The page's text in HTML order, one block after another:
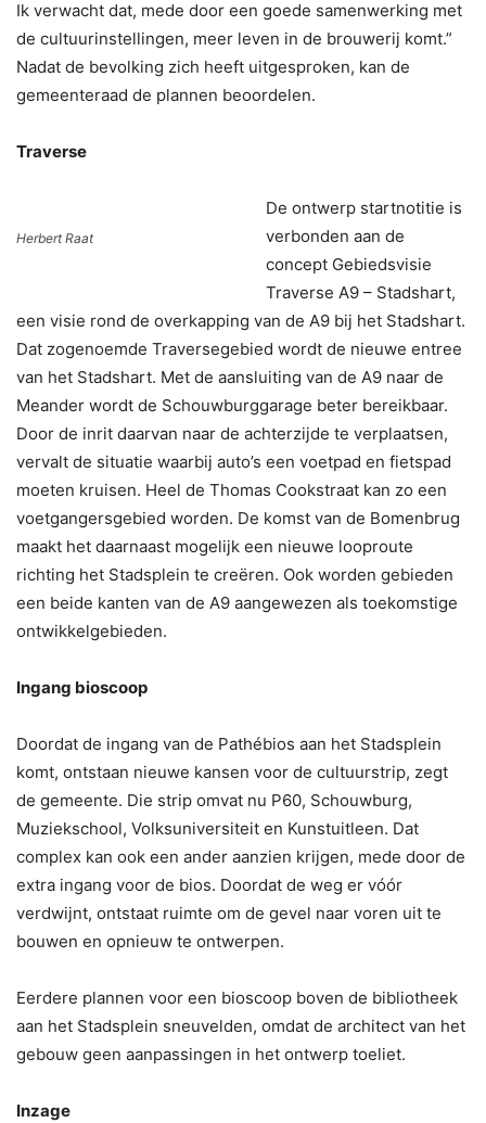
Ik verwacht dat, mede door een goede samenwerking met
de cultuurinstellingen, meer leven in de brouwerij komt.”
Nadat de bevolking zich heeft uitgesproken, kan de
gemeenteraad de plannen beoordelen.
Traverse
Herbert Raat
De ontwerp startnotitie is
verbonden aan de
concept Gebiedsvisie
Traverse A9 – Stadshart,
een visie rond de overkapping van de A9 bij het Stadshart.
Dat zogenoemde Traversegebied wordt de nieuwe entree
van het Stadshart. Met de aansluiting van de A9 naar de
Meander wordt de Schouwburggarage beter bereikbaar.
Door de inrit daarvan naar de achterzijde te verplaatsen,
vervalt de situatie waarbij auto’s een voetpad en fietspad
moeten kruisen. Heel de Thomas Cookstraat kan zo een
voetgangersgebied worden. De komst van de Bomenbrug
maakt het daarnaast mogelijk een nieuwe looproute
richting het Stadsplein te creëren. Ook worden gebieden
een beide kanten van de A9 aangewezen als toekomstige
ontwikkelgebieden.
Ingang bioscoop
Doordat de ingang van de Pathébios aan het Stadsplein
komt, ontstaan nieuwe kansen voor de cultuurstrip, zegt
de gemeente. Die strip omvat nu P60, Schouwburg,
Muziekschool, Volksuniversiteit en Kunstuitleen. Dat
complex kan ook een ander aanzien krijgen, mede door de
extra ingang voor de bios. Doordat de weg er vóór
verdwijnt, ontstaat ruimte om de gevel naar voren uit te
bouwen en opnieuw te ontwerpen.
Eerdere plannen voor een bioscoop boven de bibliotheek
aan het Stadsplein sneuvelden, omdat de architect van het
gebouw geen aanpassingen in het ontwerp toeliet.
Inzage